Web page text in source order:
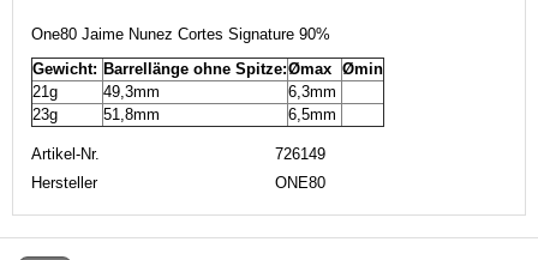
One80 Jaime Nunez Cortes Signature 90%
Gewicht: Barrellänge ohne Spitze:Ømax Ømin
21g
49,3mm
6,3mm
23g
51,8mm 6,5mm
Artikel-Nr.
726149
Hersteller
ONE80